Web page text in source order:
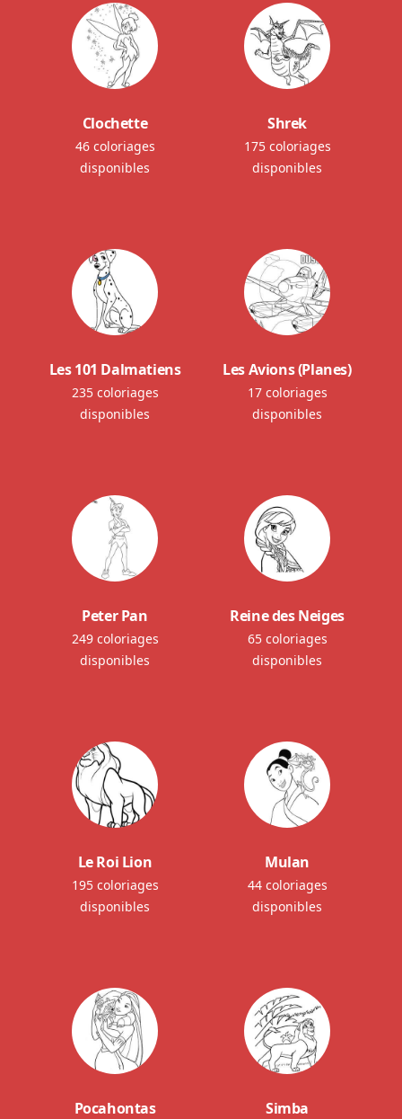
Clochette
46 coloriages
disponibles
Shrek
175 coloriages
disponibles
Les 101 Dalmatiens
235 coloriages
disponibles
Les Avions (Planes)
17 coloriages
disponibles
Peter Pan
249 coloriages
disponibles
Reine des Neiges
65 coloriages
disponibles
Le Roi Lion
195 coloriages
disponibles
Mulan
44 coloriages
disponibles
Pocahontas Simba